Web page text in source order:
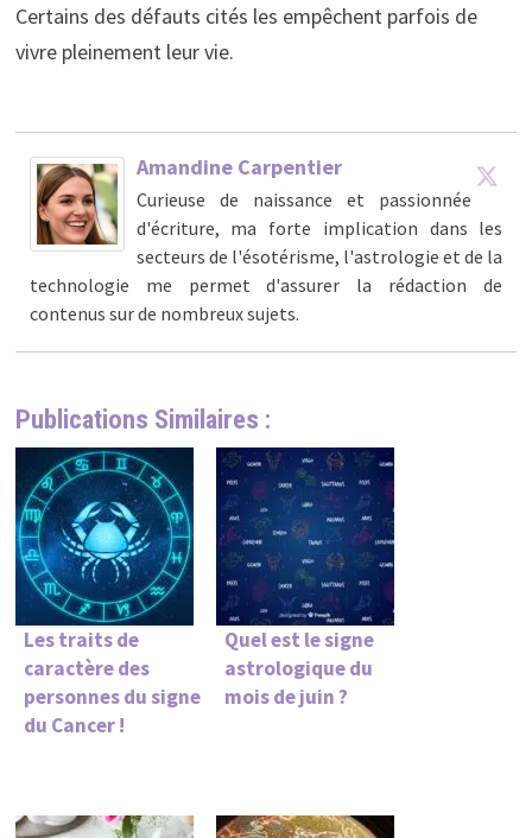
Certains des défauts cités les empêchent parfois de
vivre pleinement leur vie.
Amandine Carpentier
Curieuse de naissance et passionnée
d'écriture, ma forte implication dans les
secteurs de l'ésotérisme, l'astrologie et de la
technologie me permet d'assurer la rédaction de
contenus sur de nombreux sujets.
Publications Similaires :
Les traits de
caractère des
personnes du signe
du Cancer !
Quel est le signe
astrologique du
mois de juin ?